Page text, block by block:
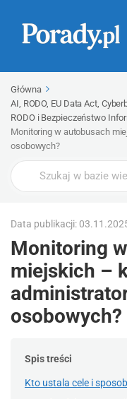
Główna
AI, RODO, EU Data Act,
RODO i Bezpieczeństwo
Monitoring w autobusach
osobowych?
Wyszukaj
Data publikacji:
Monitoring
miejskich –
osobowych?
Spis treści
Kto ustala cele i